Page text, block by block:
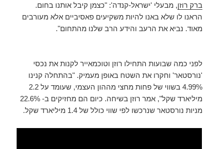
ברק רוזן, מבעלי 'ישראל-קנדה': "כצמן קיבל אותנו בחום.
הראנו לו שלא באנו להיות משקיעים פאסיביים אלא מעורבים
מאוד. נביא את הרעב והידע הרב שלנו מהתחום".
לפני כמה שבועות התחילו רוזן וטוכמאייר לקנות את נכסי
'נורסטאר' וחקרו את השטח באופן מעמיק. "בהתחלה קנינו
4.99% בשווי של פחות מחצי מההון העצמי, שעומד על 2.2
מיליארד שקל", אמר רוזן בשיחה. כיום הם מחזיקים ב- 22.6%
מניות נורסטאר שנרכשו לפי שווי כולל של 1.4 מיליארד שקל.